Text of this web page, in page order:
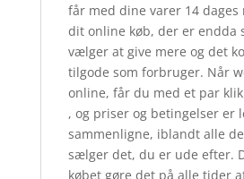
får med dine varer 14
dit online køb, der er endda
vælger at give mere og det
tilgode som forbruger. Når
online, får du med et par
, og priser og betingelser er
sammenligne, iblandt alle
sælger det, du er ude efter.
købet gøre det på alle tider